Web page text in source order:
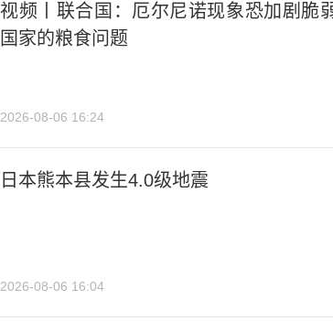
视频丨联合国：厄尔尼诺现象恐加剧脆
国家的粮食问题
2026-08-06 16:24
日本熊本县发生4.0级地震
2026-08-06 16:04